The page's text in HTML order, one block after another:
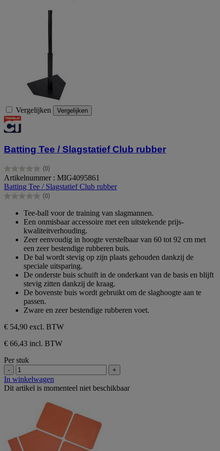
Vergelijken Vergelijken
Batting Tee / Slagstatief Club rubber
(0)
0.0
van
de
5
Artikelnummer : MIG4095861
Batting Tee / Slagstatief Club rubber
(0)
0.0
sterren.
Tee-ball voor de training van slagmannen.
Een onmisbaar accessoire met een uitstekende prijs-
kwaliteitverhouding.
Zeer eenvoudig in hoogte verstelbaar van 60 tot 92 cm met
een zeer bestendige rubberen buis.
De bal wordt stevig op zijn plaats gehouden dankzij de
speciale uitsparing.
De onderste buis schuift in de onderkant van de basis en blijft
stevig zitten dankzij de kraag.
De bovenste buis wordt gebruikt om de slaghoogte aan te
passen.
Zware en zeer bestendige rubberen voet.
€ 54,90 excl. BTW
€ 66,43 incl. BTW
Per stuk
- +
In winkelwagen
Dit artikel is momenteel niet beschikbaar